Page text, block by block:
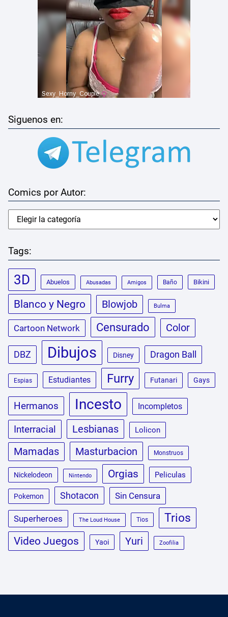
Siguenos en:
Comics por Autor:
Tags:
3D Abuelos Abusadas Amigos Baño Bikini
Blanco y Negro Blowjob Bulma
Cartoon Network Censurado Color
DBZ Dibujos Disney Dragon Ball
Espias Estudiantes Furry Futanari Gays
Hermanos Incesto Incompletos
Interracial Lesbianas Lolicon
Mamadas Masturbacion Monstruos
Nickelodeon Nintendo Orgias Peliculas
Pokemon Shotacon Sin Censura
Superheroes The Loud House Tios Trios
Video Juegos Yaoi Yuri Zoofilia